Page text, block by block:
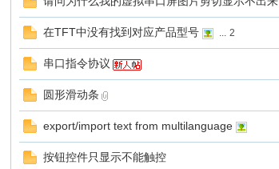
在TFT中没有找到对应产品型号 ... 2
串口指令协议
圆形滑动条
export/import text from multilanguage
按钮控件只显示不能触控